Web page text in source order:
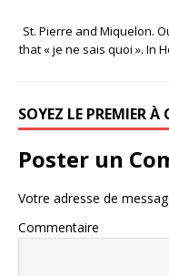
St. Pierre and Miquelon.
that « je ne sais quoi ». In
SOYEZ LE PREMIER
Poster un
Votre adresse de
Commentaire